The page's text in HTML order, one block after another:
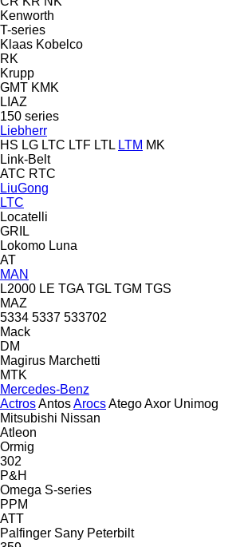
Kenworth
T-series
Klaas Kobelco
RK
Krupp
GMT KMK
LIAZ
150 series
Liebherr
HS LG LTC LTF LTL LTM MK
Link-Belt
ATC RTC
LiuGong
LTC
Locatelli
GRIL
Lokomo Luna
AT
MAN
L2000 LE TGA TGL TGM TGS
MAZ
5334 5337 533702
Mack
DM
Magirus Marchetti
MTK
Mercedes-Benz
ActrosAntosArocsAtegoAxor Unimog
Mitsubishi Nissan
Atleon
Ormig
302
P&H
Omega S-series
PPM
ATT
Palfinger Sany Peterbilt